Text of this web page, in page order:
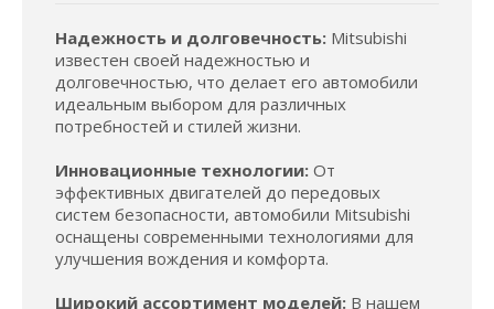
Надежность и долговечность: Mitsubishi
известен своей надежностью и
долговечностью, что делает его автомобили
идеальным выбором для различных
потребностей и стилей жизни.
Инновационные технологии: От
эффективных двигателей до передовых
систем безопасности, автомобили Mitsubishi
оснащены современными технологиями для
улучшения вождения и комфорта.
Широкий ассортимент моделей: В нашем